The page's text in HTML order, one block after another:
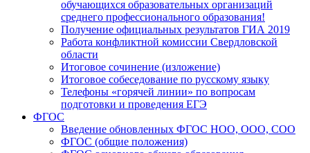
обучающихся образовательных организаций
среднего профессионального образования!
Получение официальных результатов ГИА 2019
Работа конфликтной комиссии Свердловской
области
Итоговое сочинение (изложение)
Итоговое собеседование по русскому языку
Телефоны «горячей линии» по вопросам
подготовки и проведения ЕГЭ
ФГОС
Введение обновленных ФГОС НОО, ООО, СОО
ФГОС (общие положения)